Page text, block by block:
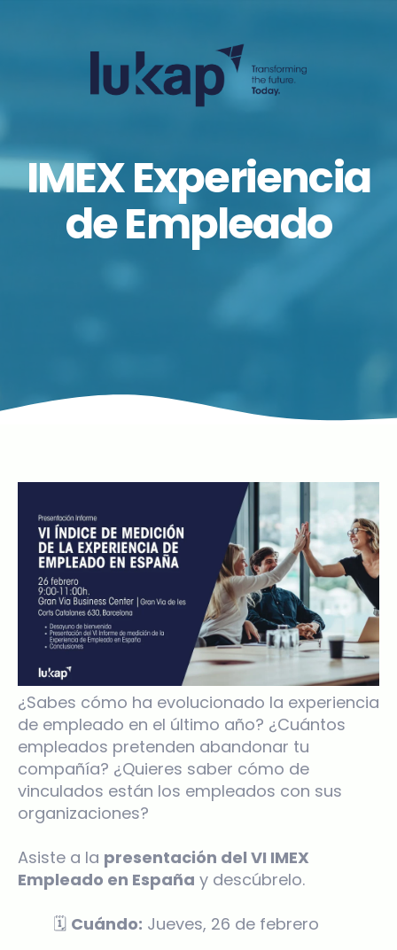
IMEX Experiencia
de Empleado
¿Sabes cómo ha evolucionado la experiencia
de empleado en el último año? ¿Cuántos
empleados pretenden abandonar tu
compañía? ¿Quieres saber cómo de
vinculados están los empleados con sus
organizaciones?
Asiste a la presentación del VI IMEX
Empleado en España y descúbrelo.
🗓️ Cuándo: Jueves, 26 de febrero